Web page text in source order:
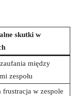
skutki w
między
zespołu
‌frustracja w zespole